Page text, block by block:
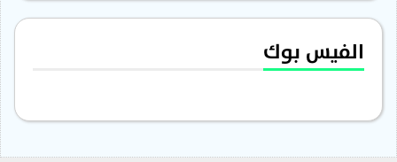
الفيس بوك